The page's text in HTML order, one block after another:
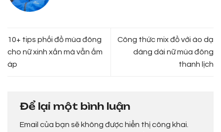
10+ tips phối đồ mùa đông
cho nữ xinh xắn mà vẫn ấm
áp
Công thức mix đồ với áo dạ
dáng dài nữ mùa đông
thanh lịch
Để lại một bình luận
Email của bạn sẽ không được hiển thị công khai.